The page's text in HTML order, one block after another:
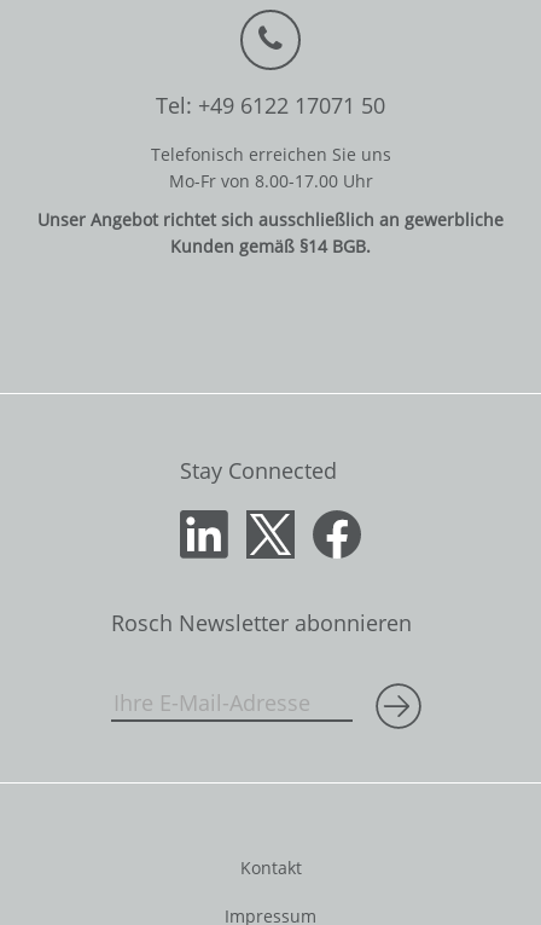
Tel: +49 6122 17071 50
Telefonisch erreichen Sie uns
Mo-Fr von 8.00-17.00 Uhr
Unser Angebot richtet sich ausschließlich an gewerbliche
Kunden gemäß §14 BGB.
Stay Connected
Rosch Newsletter abonnieren
Kontakt
Impressum